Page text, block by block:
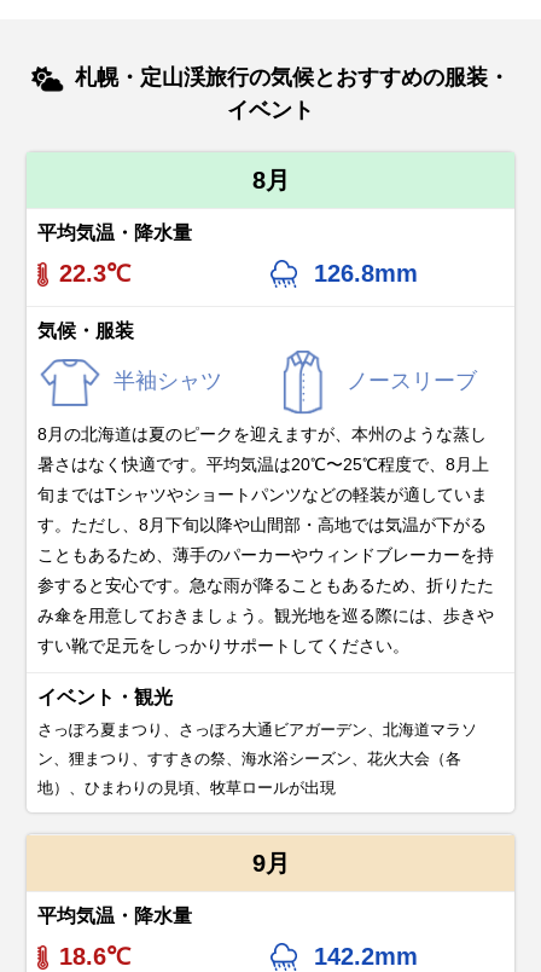
札幌・定山渓旅行の気候とおすすめの服装・
イベント
8月
平均気温・降水量
22.3℃ 126.8mm
気候・服装
半袖シャツ ノースリーブ
8月の北海道は夏のピークを迎えますが、本州のような蒸し
暑さはなく快適です。平均気温は20℃〜25℃程度で、8月上
旬まではTシャツやショートパンツなどの軽装が適していま
す。ただし、8月下旬以降や山間部・高地では気温が下がる
こともあるため、薄手のパーカーやウィンドブレーカーを持
参すると安心です。急な雨が降ることもあるため、折りたた
み傘を用意しておきましょう。観光地を巡る際には、歩きや
すい靴で足元をしっかりサポートしてください。
イベント・観光
さっぽろ夏まつり、さっぽろ大通ビアガーデン、北海道マラソ
ン、狸まつり、すすきの祭、海水浴シーズン、花火大会（各
地）、ひまわりの見頃、牧草ロールが出現
9月
平均気温・降水量
18.6℃ 142.2mm